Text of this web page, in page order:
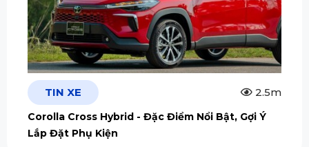
TIN XE 2.5m
Corolla Cross Hybrid - Đặc Điểm Nổi Bật, Gợi Ý
Lắp Đặt Phụ Kiện